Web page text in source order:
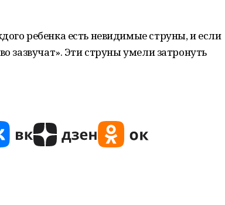
ребенка есть невидимые струны, и если
зазвучат». Эти струны умели затронуть